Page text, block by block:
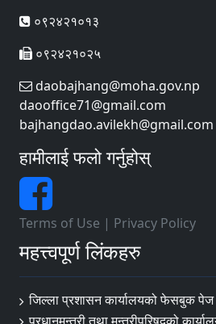
०९२४२१०१३
०९२४२१०२५
daobajhang@moha.gov.np
daooffice71@gmail.com
bajhangdao.avilekh@gmail.com
हामीलाई फलो गर्नुहोस्
Terms of Use | Privacy Policy
महत्त्वपूर्ण लिंकहरु
जिल्ला प्रशासन कार्यालयको फेसबुक पेज